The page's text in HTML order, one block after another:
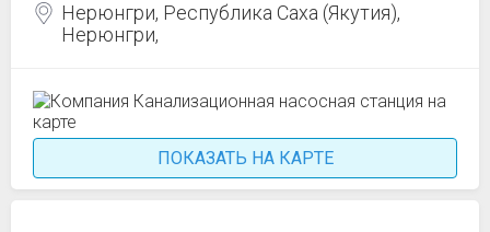
Нерюнгри, Республика Саха (Якутия),
Нерюнгри,
ПОКАЗАТЬ НА КАРТЕ